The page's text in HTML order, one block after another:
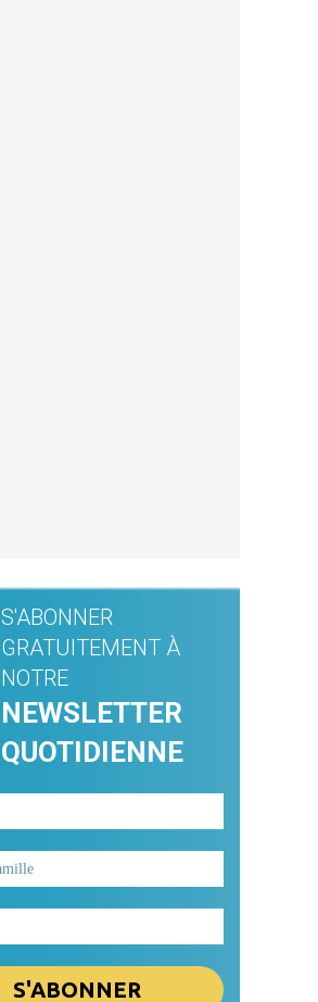
S'ABONNER
GRATUITEMENT À
NOTRE
NEWSLETTER
QUOTIDIENNE